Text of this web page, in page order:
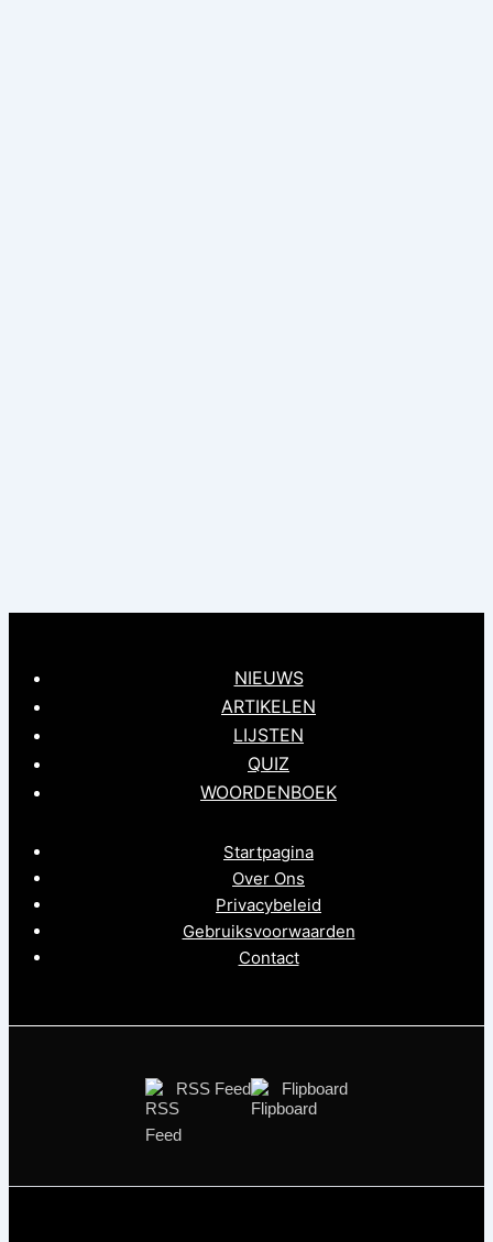
NIEUWS
ARTIKELEN
LIJSTEN
QUIZ
WOORDENBOEK
Startpagina
Over Ons
Privacybeleid
Gebruiksvoorwaarden
Contact
RSS Feed Flipboard